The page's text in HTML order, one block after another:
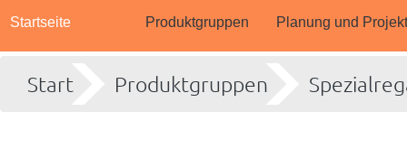
Startseite Produktgruppen Planung und
Start Produktgruppen